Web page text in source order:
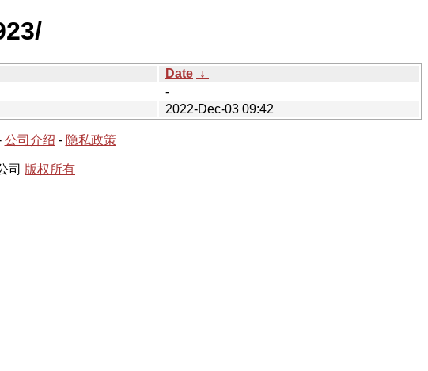
Date ↓
-
2022-Dec-03 09:42
公司介绍 - 隐私政策
司 版权所有